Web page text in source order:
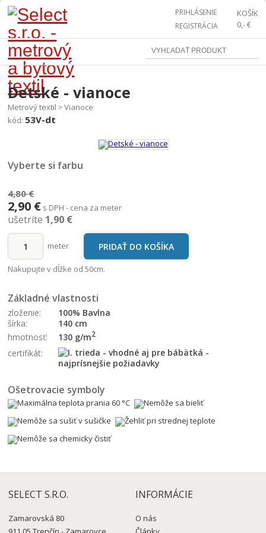
KOŠÍK
0,- €
PRIHLÁSENIE
REGISTRÁCIA
Detské - vianoce
Metrový textil >Vianoce
kód: 53V-dt
Vyberte si farbu
4,80 €
2,90 € s DPH - cena za meter
ušetríte 1,90 €
meter
Nakupujte v dĺžke od 50cm.
Základné vlastnosti
zloženie:
100% Bavlna
šírka:
140 cm
hmotnosť:
130 g/m2
certifikát:
Ošetrovacie symboly
SELECT S.R.O.
Zamarovská 80
INFORMÁCIE
O nás